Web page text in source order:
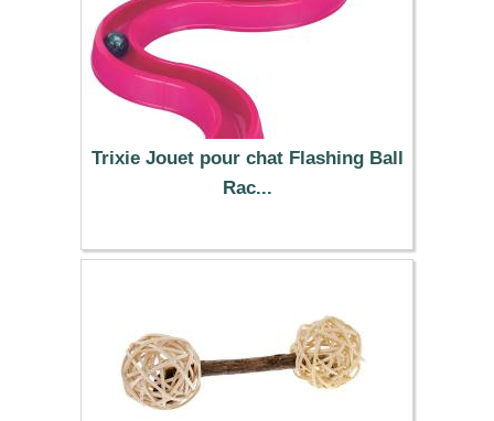
Trixie Jouet pour chat Flashing Ball
Rac...
13.99 €